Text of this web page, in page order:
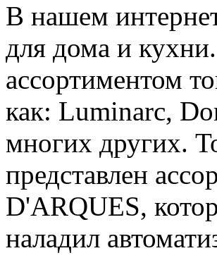
В нашем
для дома и
ассортиментом
как: Luminarc,
многих других.
представлен
D'ARQUES,
наладил